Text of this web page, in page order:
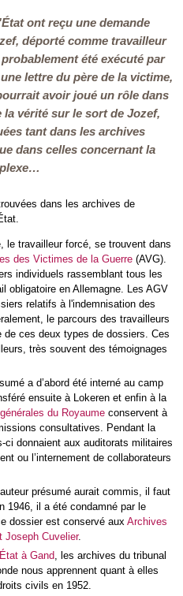
ont reçu une demande
déporté comme travailleur
été exécuté par
lettre du père de la victime,
avoir joué un rôle dans
vérité sur le sort de Jozef,
tant dans les archives
dans celles concernant la
dans les archives de
le travailleur forcé, se trouvent dans
des Victimes de la Guerre(AVG).
individuels rassemblant tous les
obligatoire en Allemagne.
Les AGV
relatifs à l'indemnisation des
le parcours des travailleurs
de ces deux types de dossiers. Ces
très souvent des témoignages
a d’abord été interné au camp
ensuite à Lokeren et enfin à la
du Royaumeconservent à
consultatives. Pendant la
ci donnaient aux auditorats militaires
ou l’internement de collaborateurs
présumé aurait commis, il faut
1946, il a été condamné par le
dossier est conservé aux Archives
Joseph Cuvelier.
à Gand , les archives du tribunal
nous apprennent quant à elles
civils en 1952.